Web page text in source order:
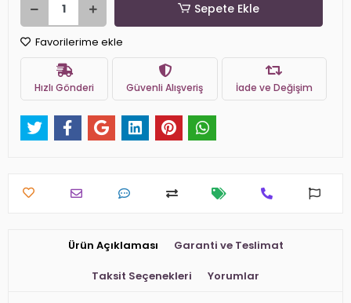
Sepete Ekle
Favorilerime ekle
Hızlı Gönderi Güvenli Alışveriş İade ve Değişim
Ürün Açıklaması Garanti ve Teslimat
Taksit Seçenekleri Yorumlar